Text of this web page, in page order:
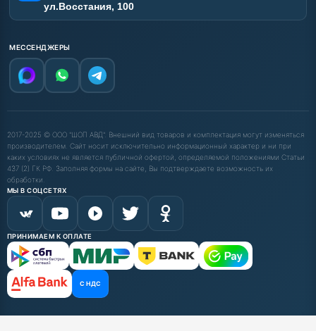
ул.Восстания, 100
МЕССЕНДЖЕРЫ
2017-2025 © ООО "ШОП АВД". Внешний вид товаров и комплектация могут изменяться
производителем. Сайт носит исключительно информационный характер и ни при
каких условиях не является публичной офертой, определяемой положениями Статьи
437 (2) ГК РФ. Заполняя формы на сайте, Вы подтверждаете возможность их
обработки.
МЫ В СОЦСЕТЯХ
ПРИНИМАЕМ К ОПЛАТЕ
С НДС